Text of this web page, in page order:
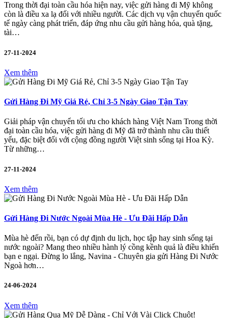
Trong thời đại toàn cầu hóa hiện nay, việc gửi hàng đi Mỹ không
còn là điều xa lạ đối với nhiều người. Các dịch vụ vận chuyển quốc
tế ngày càng phát triển, đáp ứng nhu cầu gửi hàng hóa, quà tặng,
tài…
27-11-2024
Xem thêm
Gửi Hàng Đi Mỹ Giá Rẻ, Chỉ 3-5 Ngày Giao Tận Tay
Giải pháp vận chuyển tối ưu cho khách hàng Việt Nam Trong thời
đại toàn cầu hóa, việc gửi hàng đi Mỹ đã trở thành nhu cầu thiết
yếu, đặc biệt đối với cộng đồng người Việt sinh sống tại Hoa Kỳ.
Từ những…
27-11-2024
Xem thêm
Gửi Hàng Đi Nước Ngoài Mùa Hè - Ưu Đãi Hấp Dẫn
Mùa hè đến rồi, bạn có dự định du lịch, học tập hay sinh sống tại
nước ngoài? Mang theo nhiều hành lý cồng kềnh quả là điều khiến
bạn e ngại. Đừng lo lắng, Navina - Chuyên gia gửi Hàng Đi Nước
Ngoà hơn…
24-06-2024
Xem thêm